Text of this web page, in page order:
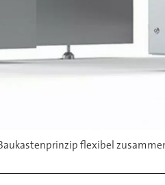
flexibel